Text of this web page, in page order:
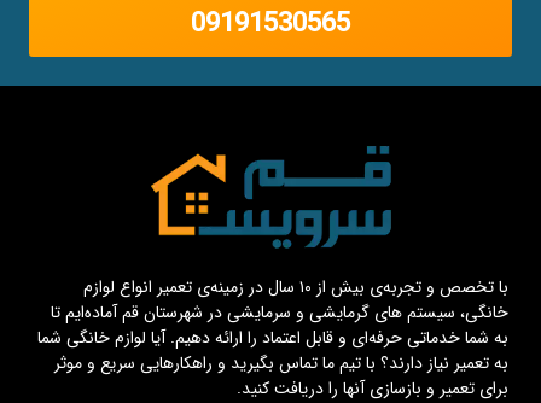
09191530565
با تخصص و تجربه‌ی بیش از ۱۰ سال در زمینه‌ی تعمیر انواع لوازم
خانگی، سیستم های گرمایشی و سرمایشی در شهرستان قم آماده‌ایم تا
به شما خدماتی حرفه‌ای و قابل اعتماد را ارائه دهیم. آیا لوازم خانگی شما
به تعمیر نیاز دارند؟ با تیم ما تماس بگیرید و راهکارهایی سریع و موثر
برای تعمیر و بازسازی آنها را دریافت کنید.